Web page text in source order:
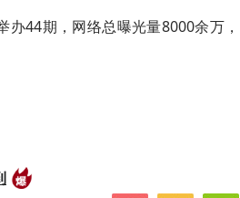
44期，网络总曝光量8000余万，